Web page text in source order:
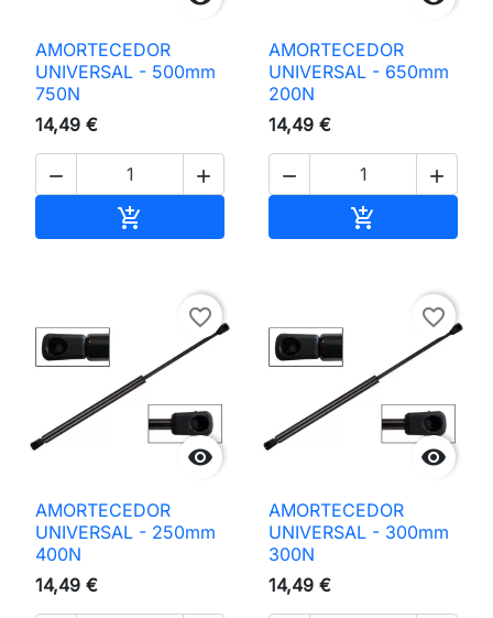
AMORTECEDOR
UNIVERSAL - 500mm
750N
14,49 €
 

AMORTECEDOR
UNIVERSAL - 650mm
200N
14,49 €
 


favorite_border
AMORTECEDOR
UNIVERSAL - 250mm
400N
14,49 €

favorite_border
AMORTECEDOR
UNIVERSAL - 300mm
300N
14,49 €